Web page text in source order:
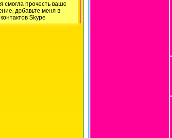
смогла прочесть ваше
добавьте меня в
Skype